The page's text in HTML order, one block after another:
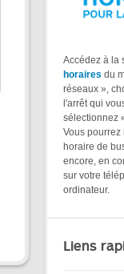
Accédez à la
horaires du
réseaux »,
l'arrêt qui
sélectionnez
Vous pourrez
horaire de
encore, en
sur votre
ordinateur.
Liens